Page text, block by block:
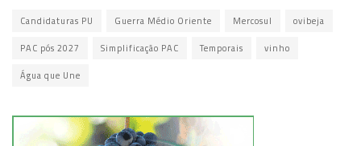
Candidaturas PU Guerra Médio Oriente Mercosul ovibeja
PAC pós 2027 Simplificação PAC Temporais vinho
Água que Une